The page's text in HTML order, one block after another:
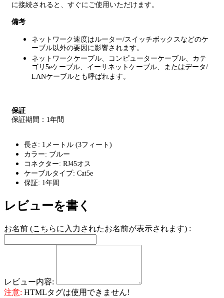
に接続されると、すぐにご使用いただけます。
備考
ネットワーク速度はルーター/スイッチボックスなどのケ
ーブル以外の要因に影響されます。
ネットワークケーブル、コンピューターケーブル、カテ
ゴリ5eケーブル、イーサネットケーブル、またはデータ/
LANケーブルとも呼ばれます。
保証
保証期間：1年間
長さ: 1メートル (3フィート)
カラー: ブルー
コネクター: RJ45オス
ケーブルタイプ: Cat5e
保証: 1年間
レビューを書く
お名前 (こちらに入力されたお名前が表示されます) :
レビュー内容:
注意: HTMLタグは使用できません!